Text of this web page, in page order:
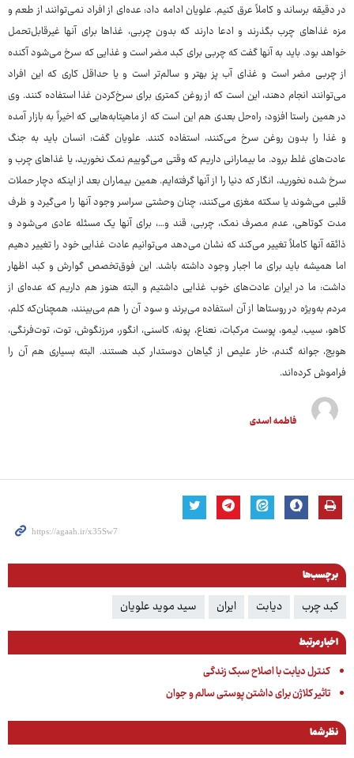
در دقیقه برساند و کاملاً عرق کنیم. علویان ادامه داد: عده‌ای از افراد نمی‌توانند از طعم و
مزه غذاهای چرب بگذرند و ادعا دارند که بدون چربی، غذاها برای آنها غیرقابل‌تحمل
خواهد بود. باید به آنها گفت که چربی برای کبد مضر است و غذایی که سرخ می‌شود آکنده
از چربی مضر است و غذای آب پز بهتر و سالم‌تر است و یا حداقل کاری که این افراد
می‌توانند انجام دهند، این است که از روغن کمتری برای سرخ‌کردن غذا استفاده کنند. وی
در همین راستا افزود: راه‌حل بعدی هم این است که از ماهیتابه‌هایی که اخیراً به بازار آمده
و غذا را بدون روغن سرخ می‌کنند، استفاده کنند. علویان گفت: انسان باید به جنگ
عادت‌های غلط برود. ما بیمارانی داریم که وقتی می‌گوییم نمک نخورید، یا غذاهای چرب و
سرخ شده نخورید، انگار که دنیا را از آنها گرفته‌ایم. همین بیماران بعد از اینکه دچار حملات
قلبی می‌شوند یا سکته مغزی می‌کنند، چنان وحشتی سراسر وجود آنها را می‌گیرد و ظرف
مدت کوتاهی، عدم مصرف نمک، چربی، قند و…، برای آنها یک مسئله عادی می‌شود و
ذائقه آنها کاملاً تغییر می‌کند که نشان می‌دهد می‌توانیم عادت غذایی خود را تغییر دهیم
اما همیشه باید برای ما اجبار وجود داشته باشد. این فوق‌تخصص گوارش و کبد اظهار
داشت: ما در ایران عادت‌های خوب غذایی داشتیم و البته هنوز هم داریم که عده‌ای از
مردم به‌ویژه در روستاها از آن استفاده می‌برند و سود آن را هم می‌بینند، همچنان‌که کلم،
کاهو، سیب، لیمو، پوست مرکبات، نعناع، پونه، کاسنی، انگور، مرزنگوش، توت، توت‌فرنگی،
هویج، جوانه گندم، خار علیص از گیاهان دوستدار کبد هستند. البته بسیاری هم آن را
فراموش کرده‌اند.
فاطمه اسدی
برچسب‌ها
کبد چرب دیابت ایران سید موید علویان
اخبار مرتبط
کنترل دیابت با اصلاح سبک زندگی
تاثیر کلاژن برای داشتن پوستی سالم و جوان
نظر شما